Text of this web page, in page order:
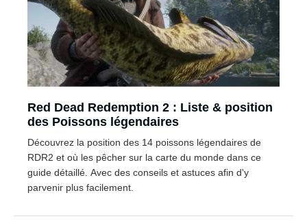
Red Dead Redemption 2 : Liste & position
des Poissons légendaires
Découvrez la position des 14 poissons légendaires de
RDR2 et où les pêcher sur la carte du monde dans ce
guide détaillé. Avec des conseils et astuces afin d'y
parvenir plus facilement.